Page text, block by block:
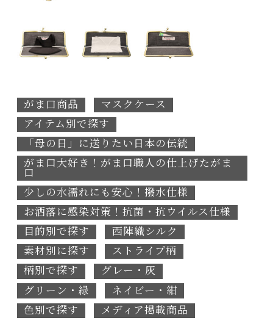
がま口商品
マスクケース
アイテム別で探す
「母の日」に送りたい日本の伝統
がま口大好き！がま口職人の仕上げたがま
口
少しの水濡れにも安心！撥水仕様
お洒落に感染対策！抗菌・抗ウイルス仕様
目的別で探す
西陣織シルク
素材別に探す
ストライプ柄
柄別で探す
グレー・灰
グリーン・緑
ネイビー・紺
色別で探す
メディア掲載商品